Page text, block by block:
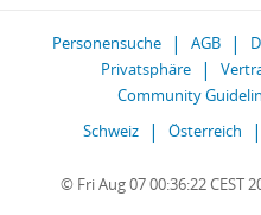
Personensuche AGB
Privatsphäre
Community
Schweiz
Österreich
© Fri Aug 07 00:36:22 CEST